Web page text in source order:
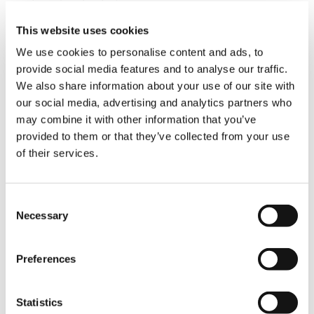
This website uses cookies
We use cookies to personalise content and ads, to
provide social media features and to analyse our traffic.
We also share information about your use of our site with
our social media, advertising and analytics partners who
may combine it with other information that you’ve
provided to them or that they’ve collected from your use
of their services.
Selection
Necessary
Preferences
Statistics
Jean-Marie Grossmann, directeur commercial
sommes ravis que S.V.M.M. ait choisi la grue AC
5.250L-2 et que celle-ci fasse déjà ses preuves
sur les chantiers. Ce modèle est parfaitement
adapté aux applications exigeantes de S.V.M.M.,
et nous sommes fiers de les accompagner
avec une solution alliant performance, sécurité
et efficacité. »
levage moderne et fiable pour accompagner
ses clients et garantir des normes de qualité
Téléphone +49 6332 83 1023